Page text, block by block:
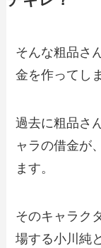
そんな粗品さ
金を作ってし
過去に粗品さ
ャラの借金が
ます。
そのキャラク
場する小川純